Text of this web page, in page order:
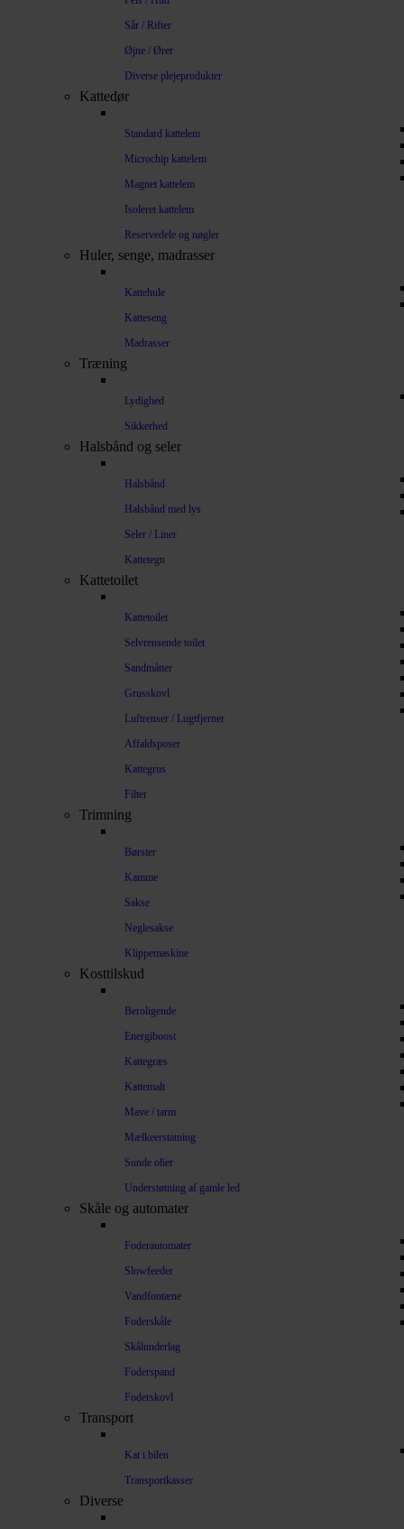
Sår / Rifter
Øjne / Ører
Diverse plejeprodukter
Kattedør
Standard kattelem
Microchip kattelem
Magnet kattelem
Isoleret kattelem
Reservedele og nøgler
Huler, senge, madrasser
Kattehule
Katteseng
Madrasser
Træning
Lydighed
Sikkerhed
Halsbånd og seler
Halsbånd
Halsbånd med lys
Seler / Liner
Kattetegn
Kattetoilet
Kattetoilet
Selvrensende toilet
Sandmåtter
Grusskovl
Luftrenser / Lugtfjerner
Affaldsposer
Kattegrus
Filter
Trimning
Børster
Kamme
Sakse
Neglesakse
Klippemaskine
Kosttilskud
Beroligende
Energiboost
Kattegræs
Kattemalt
Mave / tarm
Mælkeerstatning
Sunde olier
Understøtning af gamle led
Skåle og automater
Foderautomater
Slowfeeder
Vandfontæne
Foderskåle
Skålunderlag
Foderspand
Foderskovl
Transport
Kat i bilen
Transportkasser
Diverse